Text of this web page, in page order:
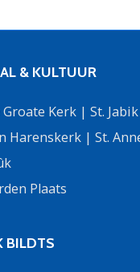
& KULTUUR
Groate Kerk | St. Jabik
Harenskerk | St.
Plaats
BILDTS